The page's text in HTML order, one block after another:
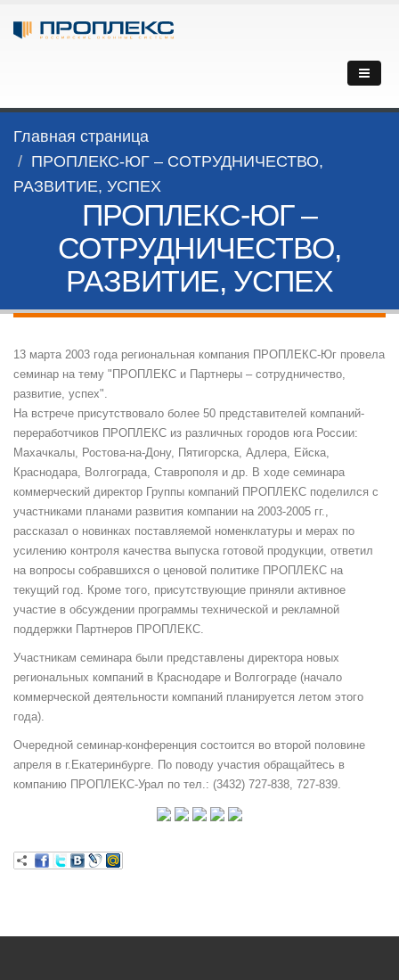
Главная страница
ПРОПЛЕКС-ЮГ – СОТРУДНИЧЕСТВО,
РАЗВИТИЕ, УСПЕХ
ПРОПЛЕКС-ЮГ –
СОТРУДНИЧЕСТВО,
РАЗВИТИЕ, УСПЕХ
13 марта 2003 года региональная компания ПРОПЛЕКС-Юг провела
семинар на тему "ПРОПЛЕКС и Партнеры – сотрудничество,
развитие, успех".
На встрече присутствовало более 50 представителей компаний-
переработчиков ПРОПЛЕКС из различных городов юга России:
Махачкалы, Ростова-на-Дону, Пятигорска, Адлера, Ейска,
Краснодара, Волгограда, Ставрополя и др. В ходе семинара
коммерческий директор Группы компаний ПРОПЛЕКС поделился с
участниками планами развития компании на 2003-2005 гг.,
рассказал о новинках поставляемой номенклатуры и мерах по
усилению контроля качества выпуска готовой продукции, ответил
на вопросы собравшихся о ценовой политике ПРОПЛЕКС на
текущий год. Кроме того, присутствующие приняли активное
участие в обсуждении программы технической и рекламной
поддержки Партнеров ПРОПЛЕКС.
Участникам семинара были представлены директора новых
региональных компаний в Краснодаре и Волгограде (начало
коммерческой деятельности компаний планируется летом этого
года).
Очередной семинар-конференция состоится во второй половине
апреля в г.Екатеринбурге. По поводу участия обращайтесь в
компанию ПРОПЛЕКС-Урал по тел.: (3432) 727-838, 727-839.